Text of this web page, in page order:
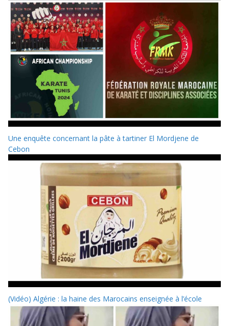
Une enquête concernant la pâte à tartiner El Mordjene de
Cebon
(Vidéo) Algérie : la haine des Marocains enseignée à l’école